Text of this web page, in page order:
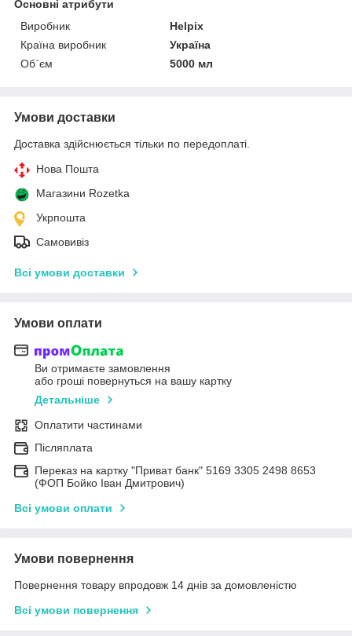
Основні атрибути
Виробник
Helpix
Країна виробник
Україна
Об`єм
5000 мл
Умови доставки
Доставка здійснюється тільки по передоплаті.
Нова Пошта
Магазини Rozetka
Укрпошта
Самовивіз
Всі умови доставки
Умови оплати
Ви отримаєте замовлення
або гроші повернуться на вашу картку
Детальніше
Оплатити частинами
Післяплата
Переказ на картку "Приват банк" 5169 3305 2498 8653
(ФОП Бойко Іван Дмитрович)
Всі умови оплати
Умови повернення
Повернення товару впродовж 14 днів за домовленістю
Всі умови повернення